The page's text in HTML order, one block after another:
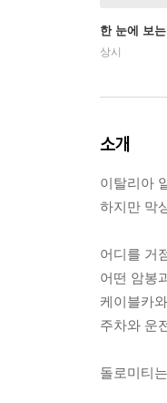
한 눈에 보
상시
소개
이탈리아
하지만 막
어디를 거
어떤 암봉
케이블카
주차와 운
돌로미티